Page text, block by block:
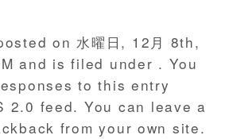
on 水曜日, 12月 8th,
and is filed under . You
to this entry
2.0 feed. You can leave a
from your own site.